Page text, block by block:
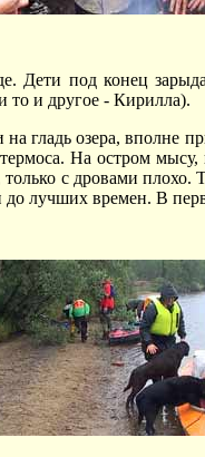
Дети под конец
то и другое - Кирилла).
гладь озера,
На остром мысу,
только с дровами
до лучших времен. В